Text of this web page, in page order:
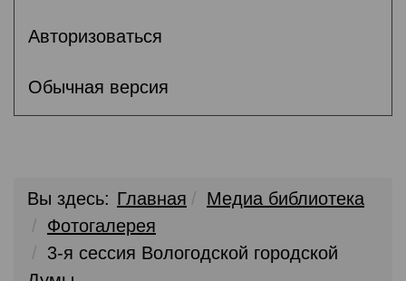
Авторизоваться
Обычная версия
Вы здесь: Главная
Медиа библиотека
Фотогалерея
3-я сессия Вологодской городской